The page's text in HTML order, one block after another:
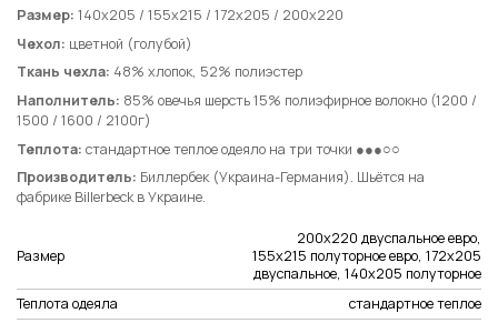
Размер: 140х205 / 155х215 / 172х205 / 200х220
Чехол: цветной (голубой)
Ткань чехла: 48% хлопок, 52% полиэстер
Наполнитель: 85% овечья шерсть 15% полиэфирное волокно (1200 /
1500 / 1600 / 2100г)
Теплота: стандартное теплое одеяло на три точки ●●●○○
Производитель: Биллербек (Украина-Германия). Шьётся на
фабрике Billerbeck в Украине.
Размер
200х220 двуспальное евро,
155х215 полуторное евро, 172х205
двуспальное, 140х205 полуторное
Теплота одеяла
стандартное теплое